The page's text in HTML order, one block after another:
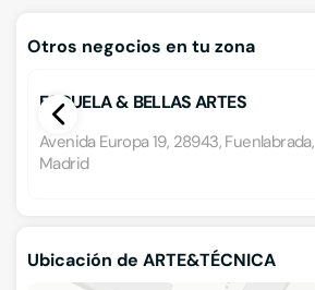
Otros negocios en tu zona
ESCUELA & BELLAS ARTES
P.VILLARRUBIA
Avenida Europa 19, 28943, Fuenlabrada,
Madrid
Ubicación de ARTE&TÉCNICA